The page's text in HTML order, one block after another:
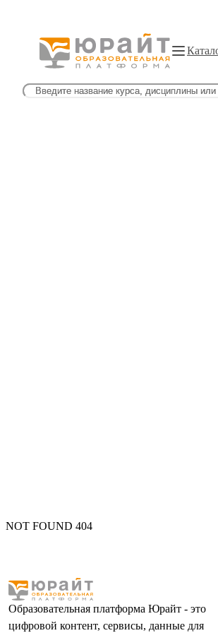
NOT FOUND 404
Образовательная платформа Юрайт - это
цифровой контент, сервисы, данные для